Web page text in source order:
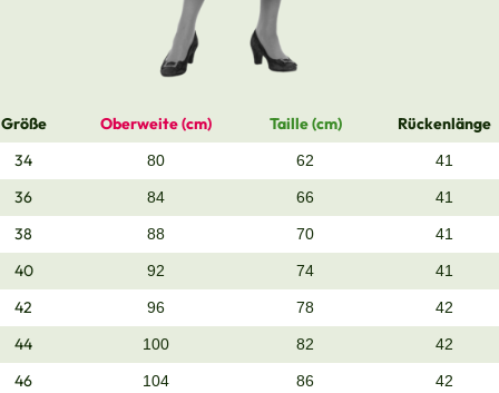
Größe Oberweite (cm) Taille (cm)
Rückenlänge
34
80 62 41
36 84 66 41
38 88 70 41
40 92 74 41
42 96 78 42
44 100 82 42
46 104 86 42